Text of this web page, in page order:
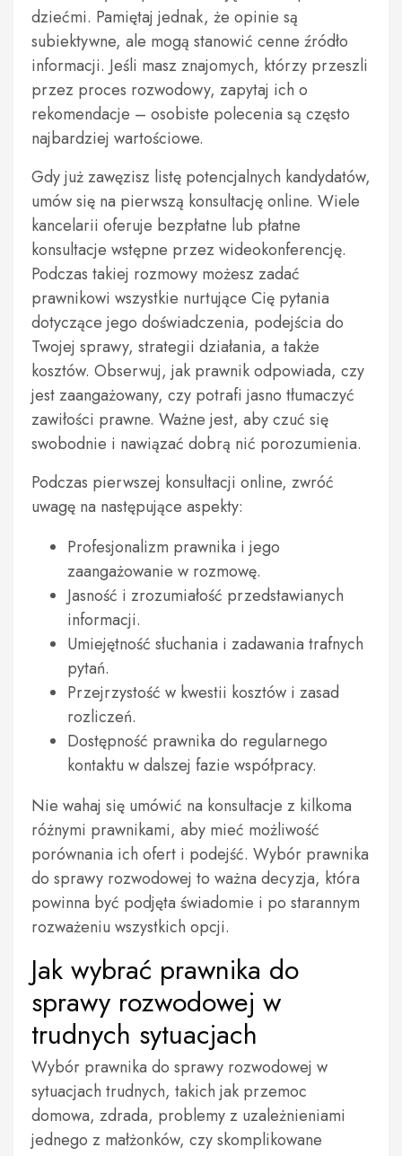
dziećmi. Pamiętaj jednak, że opinie są
subiektywne, ale mogą stanowić cenne źródło
informacji. Jeśli masz znajomych, którzy przeszli
przez proces rozwodowy, zapytaj ich o
rekomendacje – osobiste polecenia są często
najbardziej wartościowe.
Gdy już zawęzisz listę potencjalnych kandydatów,
umów się na pierwszą konsultację online. Wiele
kancelarii oferuje bezpłatne lub płatne
konsultacje wstępne przez wideokonferencję.
Podczas takiej rozmowy możesz zadać
prawnikowi wszystkie nurtujące Cię pytania
dotyczące jego doświadczenia, podejścia do
Twojej sprawy, strategii działania, a także
kosztów. Obserwuj, jak prawnik odpowiada, czy
jest zaangażowany, czy potrafi jasno tłumaczyć
zawiłości prawne. Ważne jest, aby czuć się
swobodnie i nawiązać dobrą nić porozumienia.
Podczas pierwszej konsultacji online, zwróć
uwagę na następujące aspekty:
Profesjonalizm prawnika i jego
zaangażowanie w rozmowę.
Jasność i zrozumiałość przedstawianych
informacji.
Umiejętność słuchania i zadawania trafnych
pytań.
Przejrzystość w kwestii kosztów i zasad
rozliczeń.
Dostępność prawnika do regularnego
kontaktu w dalszej fazie współpracy.
Nie wahaj się umówić na konsultacje z kilkoma
różnymi prawnikami, aby mieć możliwość
porównania ich ofert i podejść. Wybór prawnika
do sprawy rozwodowej to ważna decyzja, która
powinna być podjęta świadomie i po starannym
rozważeniu wszystkich opcji.
Jak wybrać prawnika do
sprawy rozwodowej w
trudnych sytuacjach
Wybór prawnika do sprawy rozwodowej w
sytuacjach trudnych, takich jak przemoc
domowa, zdrada, problemy z uzależnieniami
jednego z małżonków, czy skomplikowane